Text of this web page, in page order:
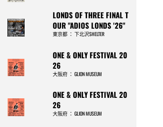
LONDS OF THREE FINAL T
OUR "ADIOS LONDS '26"
東京都： 下北沢SHELTER
ONE & ONLY FESTIVAL 20
26
大阪府： GLION MUSEUM
ONE & ONLY FESTIVAL 20
26
大阪府： GLION MUSEUM